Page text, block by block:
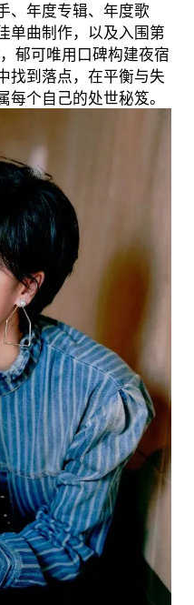
、年度专辑、年度歌
单曲制作，以及入围第
郁可唯用口碑构建夜宿
找到落点，在平衡与失
个自己的处世秘笈。